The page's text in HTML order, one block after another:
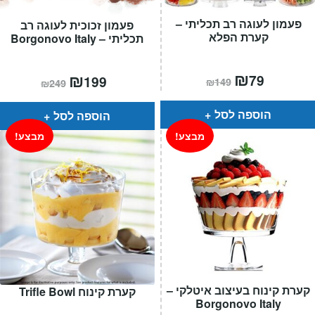
פעמון זכוכית לעוגה רב
תכליתי – Borgonovo Italy
₪249 המחיר
המקורי
היה:
₪249.
₪199
הוא:
הוספה לסל
פעמון לעוגה רב תכליתי –
קערת הפלא
₪149 המחיר
המקורי
היה:
₪149.
₪79
הוא:
הוספה לסל
קערת קינוח Trifle Bowl
מבצע!
קערת קינוח בעיצוב איטלקי –
Borgonovo Italy
מבצע!